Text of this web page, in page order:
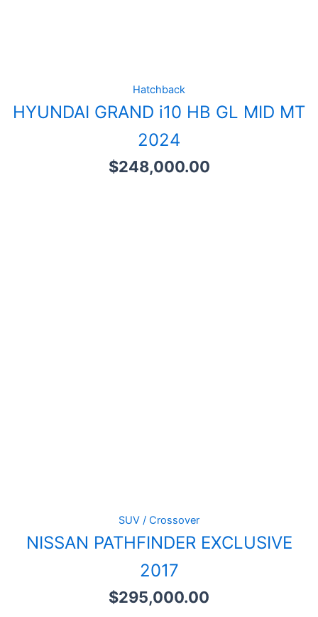
Hatchback
HYUNDAI GRAND i10 HB GL MID MT
2024
$248,000.00
SUV / Crossover
NISSAN PATHFINDER EXCLUSIVE
2017
$295,000.00